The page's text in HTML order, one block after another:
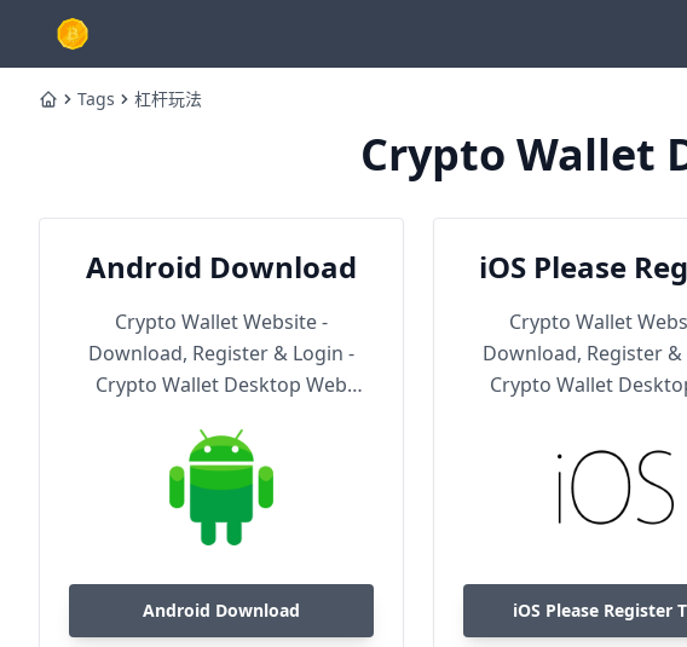
HomeTags 杠杆玩法
Crypto Wallet
Android Download
Crypto Wallet Website -
Download, Register & Login -
Crypto Wallet Desktop Web
Android Download
iOS Please
Then
Crypto Wallet
Download, Register &
Crypto Wallet
iOS Please Register
Download